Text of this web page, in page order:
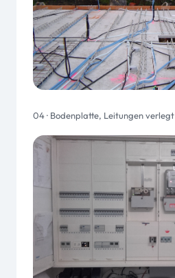
04 · Bodenplatte, Leitungen verlegt